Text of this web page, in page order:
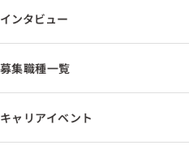
インタビュー
募集職種一覧
キャリアイベント